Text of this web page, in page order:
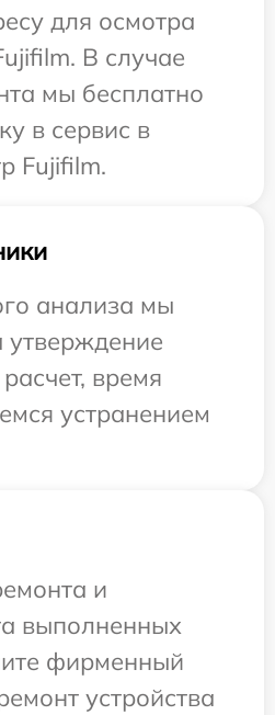
для осмотра
В случае
мы бесплатно
в сервис в
Fujifilm.
анализа мы
утверждение
время
устранением
и
выполненных
фирменный
устройства